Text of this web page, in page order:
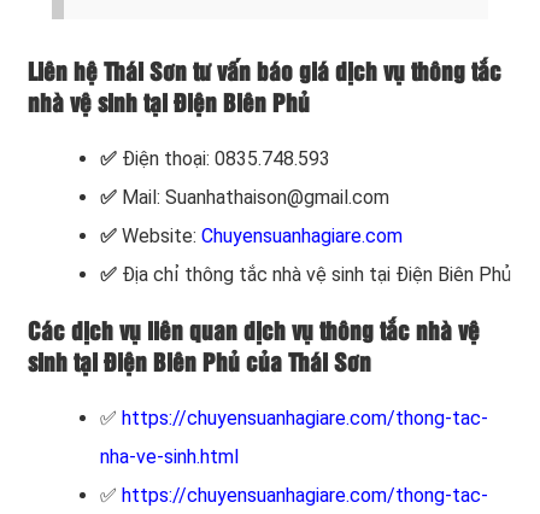
Liên hệ Thái Sơn tư vấn báo giá dịch vụ thông tắc
nhà vệ sinh tại Điện Biên Phủ
✅ Điện thoại: 0835.748.593
✅ Mail: Suanhathaison@gmail.com
✅ Website: Chuyensuanhagiare.com
✅ Địa chỉ thông tắc nhà vệ sinh tại Điện Biên Phủ
Các dịch vụ liên quan dịch vụ thông tắc nhà vệ
sinh tại Điện Biên Phủ của Thái Sơn
✅ https://chuyensuanhagiare.com/thong-tac-
nha-ve-sinh.html
✅ https://chuyensuanhagiare.com/thong-tac-